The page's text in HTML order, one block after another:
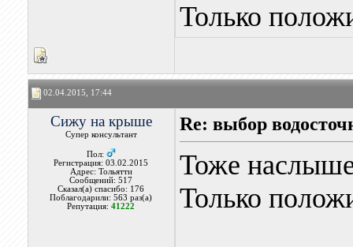
Только
02.04.2015, 17:44
Сижу на крыше
Супер консультант
Пол:
Регистрация: 03.02.2015
Адрес: Тольятти
Сообщений: 517
Сказал(а) спасибо: 176
Поблагодарили: 563 раз(а)
Репутация:41222
Re: выбор
Тоже
Только